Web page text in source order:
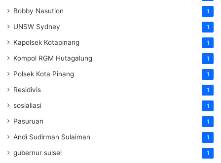
Bobby Nasution 1
UNSW Sydney 1
Kapolsek Kotapinang 1
Kompol RGM Hutagalung 1
Polsek Kota Pinang 1
Residivis 1
sosialiasi 1
Pasuruan 1
Andi Sudirman Sulaiman 1
gubernur sulsel 1